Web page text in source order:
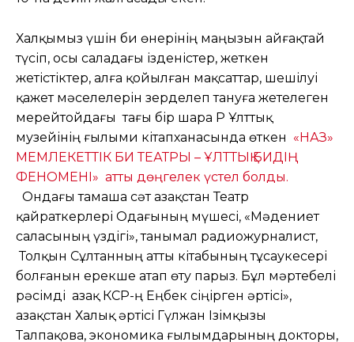
Халқымыз үшін би өнерінің маңызын айғақтай
түсіп, осы саладағы ізденістер, жеткен
жетістіктер, алға қойылған мақсаттар, шешілуі
қажет мәселелерін зерделеп тануға жетелеген
мерейтойдағы тағы бір шара ҚР Ұлттық
музейінің ғылыми кітапханасында өткен «НАЗ»
МЕМЛЕКЕТТІК БИ ТЕАТРЫ – ҰЛТТЫҚ БИДІҢ
ФЕНОМЕНІ» атты дөңгелек үстел болды.
Ондағы тамаша сәт Қазақстан Театр
қайраткерлері Одағының мүшесі, «Мәдениет
саласының үздігі», танымал радиожурналист,
Толқын Сұлтанның атты кітабының тұсаукесері
болғанын ерекше атап өту парыз. Бұл мәртебелі
рәсімді Қазақ КСР-ң Еңбек сіңірген әртісі»,
Қазақстан Халық әртісі Гүлжан Ізімқызы
Талпақова, экономика ғылымдарының докторы,